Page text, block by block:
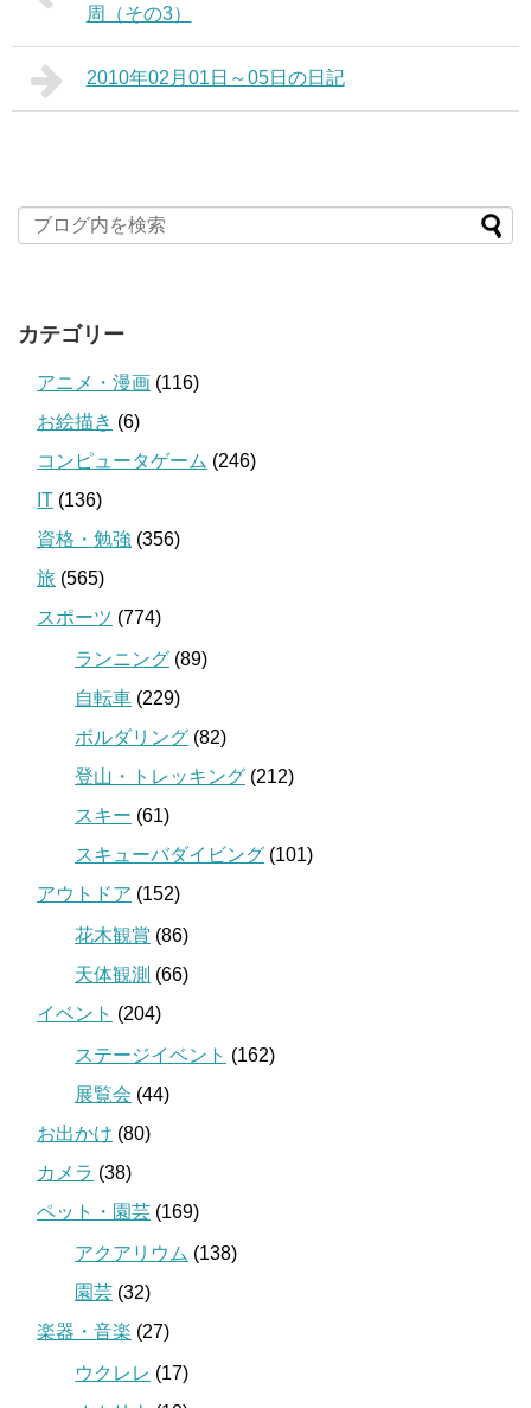
周（その3）
2010年02月01日～05日の日記
カテゴリー
アニメ・漫画 (116)
お絵描き (6)
コンピュータゲーム (246)
IT (136)
資格・勉強 (356)
旅 (565)
スポーツ (774)
ランニング (89)
自転車 (229)
ボルダリング (82)
登山・トレッキング (212)
スキー (61)
スキューバダイビング (101)
アウトドア (152)
花木観賞 (86)
天体観測 (66)
イベント (204)
ステージイベント (162)
展覧会 (44)
お出かけ (80)
カメラ (38)
ペット・園芸 (169)
アクアリウム (138)
園芸 (32)
楽器・音楽 (27)
ウクレレ (17)